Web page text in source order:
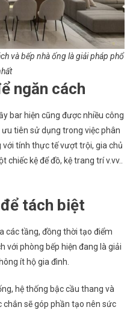
và bếp nhà ống là giải pháp phổ
ngăn cách
bar hiện cũng được nhiều công
tiên sử dụng trong việc phân
với tính thực tế vượt trội, gia chủ
kệ để đồ, kệ trang trí v.vv..
tách biệt
các tầng, đồng thời tạo điểm
với phòng bếp hiện đang là giải
ít hộ gia đình.
hệ thống bậc cầu thang và
chắn sẽ góp phần tạo nên sức